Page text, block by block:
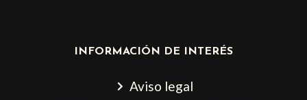
INFORMACIÓN DE INTERÉS
Aviso legal